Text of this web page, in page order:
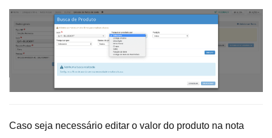
Caso seja necessário editar o valor do produto na nota